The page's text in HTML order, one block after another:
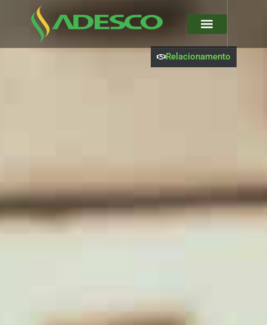
Relacionamento